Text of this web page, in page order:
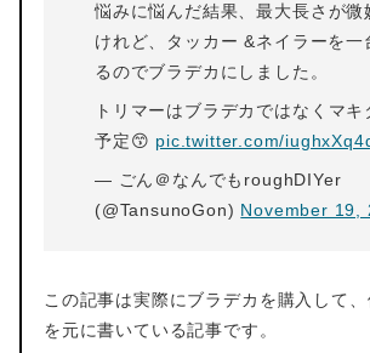
悩みに悩んだ結果、最大長さが微
けれど、タッカー &ネイラーを一
るのでブラデカにしました。
トリマーはブラデカではなくマキ
予定😙 pic.twitter.com/
— ごん＠なんでもroughDIYer
(@TansunoGon) November 19,
この記事は実際にブラデカを購入して
を元に書いている記事です。